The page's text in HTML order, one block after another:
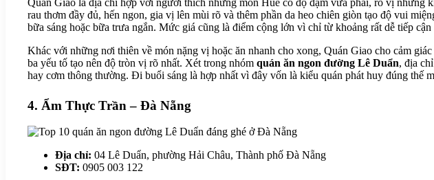
rau thơm đầy đủ, hến ngon, gia vị lên mùi rõ và thêm phần da heo chiên giòn tạo độ vui
bữa sáng hoặc bữa trưa ngắn. Mức giá cũng là điểm cộng lớn vì chỉ từ khoảng rất dễ tiếp cận
Khác với những nơi thiên về món nặng vị hoặc ăn nhanh cho xong, Quán Giao cho cảm
ba yếu tố tạo nên độ tròn vị rõ nhất. Xét trong nhóm quán ăn ngon đường Lê Duẩn, địa
hay cơm thông thường. Đi buổi sáng là hợp nhất vì đây vốn là kiểu quán phát huy đúng thế
4. Ẩm Thực Trần – Đà Nẵng
Địa chỉ: 04 Lê Duẩn, phường Hải Châu, Thành phố Đà Nẵng
SĐT: 0905 003 122